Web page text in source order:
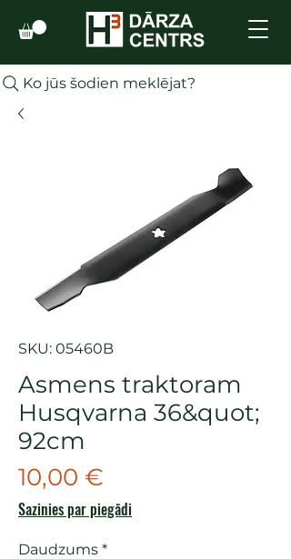
Ko jūs šodien meklējat?
SKU: 05460B
Asmens traktoram
Husqvarna 36&quot;
92cm
10,00 €
Sazinies par piegādi
Daudzums *